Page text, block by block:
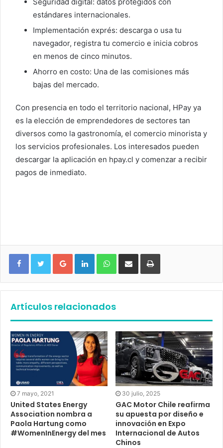
estándares internacionales.
Implementación exprés: descarga o usa tu
navegador, registra tu comercio e inicia cobros
en menos de cinco minutos.
Ahorro en costo: Una de las comisiones más
bajas del mercado.
Con presencia en todo el territorio nacional, HPay ya
es la elección de emprendedores de sectores tan
diversos como la gastronomía, el comercio minorista y
los servicios profesionales. Los interesados pueden
descargar la aplicación en hpay.cl y comenzar a recibir
pagos de inmediato.
Google+ LinkedIn WhatsApp
Artículos relacionados
7 mayo, 2021
United States Energy
Association nombra a
Paola Hartung como
#WomenInEnergy del mes
30 julio, 2025
GAC Motor Chile reafirma
su apuesta por diseño e
innovación en Expo
Internacional de Autos
Chinos